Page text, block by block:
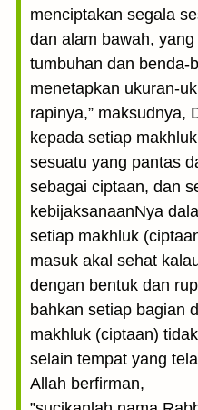
menciptakan segala
dan alam bawah,
tumbuhan dan benda-
menetapkan ukuran-
rapinya,” maksudnya,
kepada setiap
sesuatu yang pantas
sebagai ciptaan, dan
kebijaksanaanNya
setiap makhluk
masuk akal sehat
dengan bentuk dan
bahkan setiap bagian
makhluk (ciptaan)
selain tempat yang
Allah berfirman,